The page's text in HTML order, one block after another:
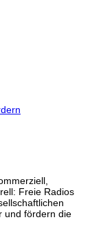
Freie Radios
und fördern die